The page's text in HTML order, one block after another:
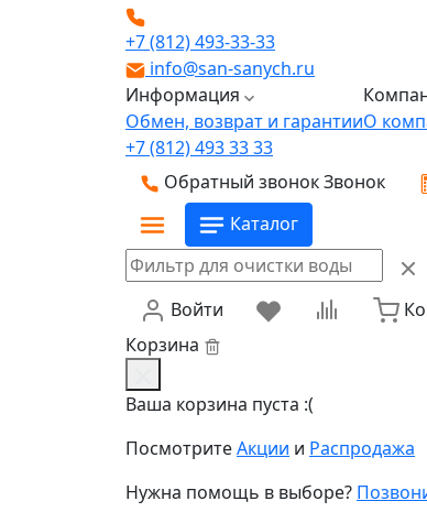
+7 (812) 493-33-33
info@san-sanych.ru
Информация
Обмен, возврат и гарантииО
+7 (812) 493 33 33
Обратный звонокЗвонок
Каталог
Войти
Корзина
Ваша корзина пуста :(
ПосмотритеАкции и Распродажа
Нужна помощь в выборе?